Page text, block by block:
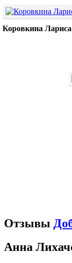
Коровкина
Отзывы
Анна